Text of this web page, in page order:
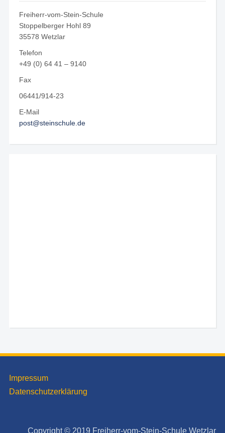
Freiherr-vom-Stein-Schule
Stoppelberger Hohl 89
35578 Wetzlar
Telefon
+49 (0) 64 41 – 9140
Fax
06441/914-23
E-Mail
post@steinschule.de
Impressum
Datenschutzerklärung
Copyright © 2019 Freiherr-vom-Stein-Schule Wetzlar